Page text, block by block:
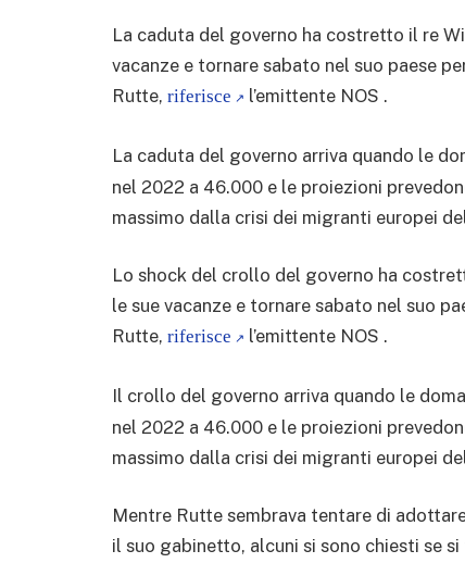
La caduta del governo ha costretto il re
vacanze e tornare sabato nel suo paese
Rutte, riferisce l’emittente NOS .
La caduta del governo arriva quando le
nel 2022 a 46.000 e le proiezioni
massimo dalla crisi dei migranti europei
Lo shock del crollo del governo ha
le sue vacanze e tornare sabato nel suo
Rutte, riferisce l’emittente NOS .
Il crollo del governo arriva quando le
nel 2022 a 46.000 e le proiezioni
massimo dalla crisi dei migranti europei
Mentre Rutte sembrava tentare di
il suo gabinetto, alcuni si sono chiesti se